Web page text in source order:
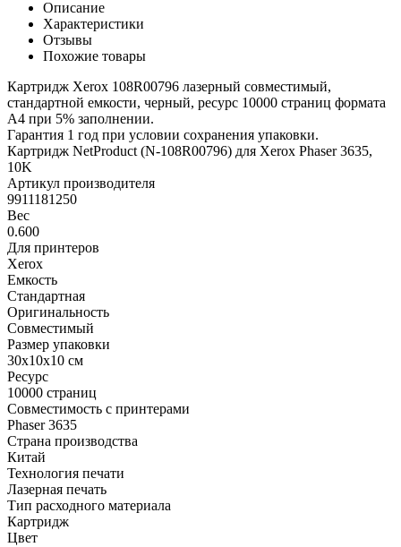
Описание
Характеристики
Отзывы
Похожие товары
Картридж Xerox 108R00796 лазерный совместимый,
стандартной емкости, черный, ресурс 10000 страниц формата
А4 при 5% заполнении.
Гарантия 1 год при условии сохранения упаковки.
Картридж NetProduct (N-108R00796) для Xerox Phaser 3635,
10K
Артикул производителя
9911181250
Вес
0.600
Для принтеров
Xerox
Емкость
Стандартная
Оригинальность
Совместимый
Размер упаковки
30x10x10 см
Ресурс
10000 страниц
Совместимость с принтерами
Phaser 3635
Страна производства
Китай
Технология печати
Лазерная печать
Тип расходного материала
Картридж
Цвет